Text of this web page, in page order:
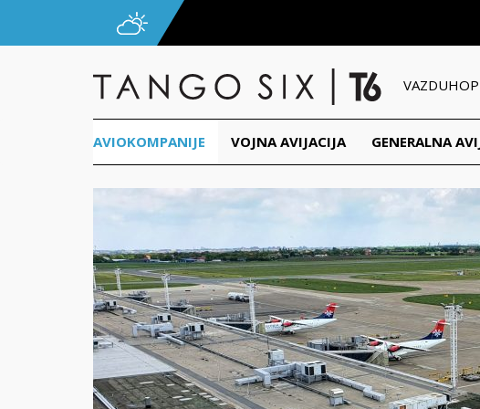
AVIOKOMPANIJE VOJNA AVIJACIJA GENERALNA